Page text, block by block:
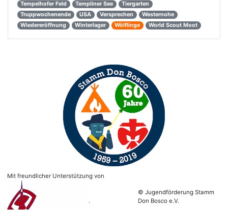
Tempelhofer Feld
Templiner See
Tiergarten
Truppwochenende
USA Versprechen
Westernohe
Wiedereröffnung
Winterlager Wölflinge World Scout Moot
Mit freundlicher Unterstützung von
.
© Jugendförderung Stamm
Don Bosco e.V.